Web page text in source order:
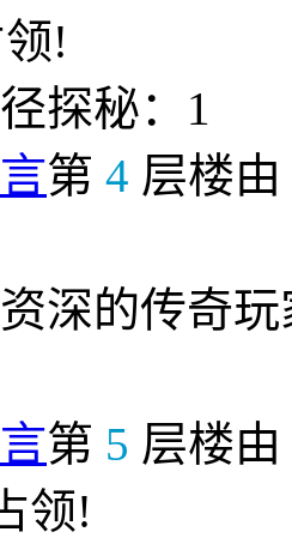
!
探秘：1
第 4 层楼由
深的传奇
第 5 层楼由
领!